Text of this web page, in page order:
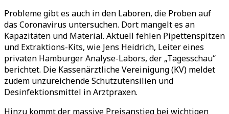
Probleme gibt es auch in den Laboren, die Proben auf
das Coronavirus untersuchen. Dort mangelt es an
Kapazitäten und Material. Aktuell fehlen Pipettenspitzen
und Extraktions-Kits, wie Jens Heidrich, Leiter eines
privaten Hamburger Analyse-Labors, der „Tagesschau“
berichtet. Die Kassenärztliche Vereinigung (KV) meldet
zudem unzureichende Schutzutensilien und
Desinfektionsmittel in Arztpraxen.
Hinzu kommt der massive Preisanstieg bei wichtigen